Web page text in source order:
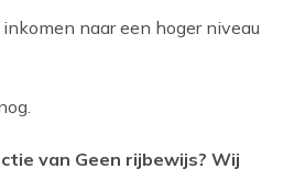
naar een hoger niveau
van Geen rijbewijs? Wij